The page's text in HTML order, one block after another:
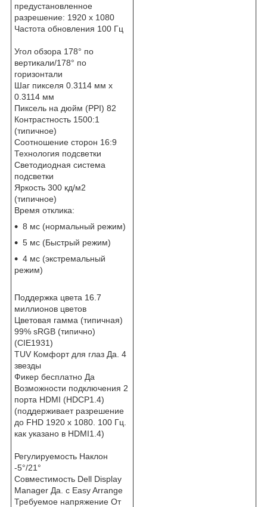
предустановленное
разрешение: 1920 х 1080
Частота обновления 100 Гц
Угол обзора 178° по
вертикали/178° по
горизонтали
Шаг пикселя 0.3114 мм х
0.3114 мм
Пиксель на дюйм (PPI) 82
Контрастность 1500:1
(типичное)
Соотношение сторон 16:9
Технология подсветки
Светодиодная система
подсветки
Яркость 300 кд/м2
(типичное)
Время отклика:
8 мс (нормальный режим)
5 мс (Быстрый режим)
4 мс (экстремальный
режим)
Поддержка цвета 16.7
миллионов цветов
Цветовая гамма (типичная)
99% sRGB (типично)
(CIE1931)
TUV Комфорт для глаз Да. 4
звезды
Фикер бесплатно Да
Возможности подключения 2
порта HDMI (HDCP1.4)
(поддерживает разрешение
до FHD 1920 x 1080. 100 Гц.
как указано в HDMI1.4)
Регулируемость Наклон
-5°/21°
Совместимость Dell Display
Manager Да. с Easy Arrange
Требуемое напряжение От